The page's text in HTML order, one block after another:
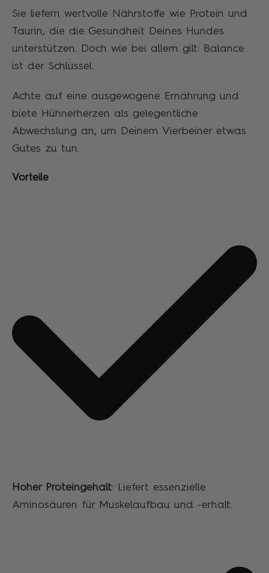
Sie liefern wertvolle Nährstoffe wie Protein und
Taurin, die die Gesundheit Deines Hundes
unterstützen. Doch wie bei allem gilt: Balance
ist der Schlüssel.
Achte auf eine ausgewogene Ernährung und
biete Hühnerherzen als gelegentliche
Abwechslung an, um Deinem Vierbeiner etwas
Gutes zu tun.
Vorteile
Hoher Proteingehalt: Liefert essenzielle
Aminosäuren für Muskelaufbau und -erhalt.